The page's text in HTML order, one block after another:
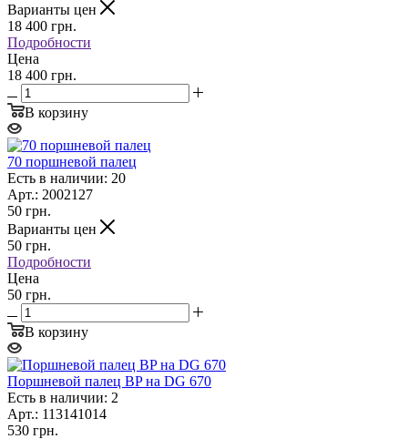
Варианты цен
18 400 грн.
Подробности
Цена
18 400 грн.
В корзину
70 поршневой палец
Есть в наличии: 20
Арт.: 2002127
50 грн.
Варианты цен
50 грн.
Подробности
Цена
50 грн.
В корзину
Поршневой палец BP на DG 670
Есть в наличии: 2
Арт.: 113141014
530 грн.